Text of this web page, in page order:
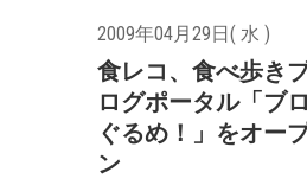
2009年04月29日( 水 )
食レコ、食べ歩き
ログポータル「ブロ
ぐるめ！」をオー
ン